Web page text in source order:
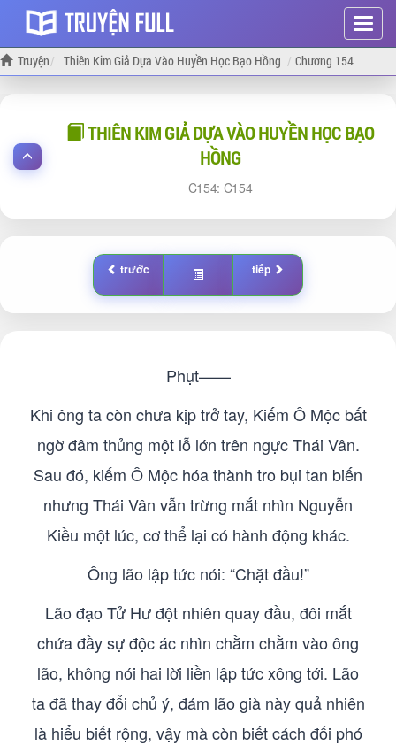
Hiện
menu
Truyện Thiên Kim Giả Dựa Vào Huyền Học Bạo Hồng Chương 154
THIÊN KIM GIẢ DỰA VÀO HUYỀN HỌC BẠO
HỒNG
154: 154
trước tiếp
Phụt——
Khi ông ta còn chưa kịp trở tay, Kiếm Ô Mộc bất
ngờ đâm thủng một lỗ lớn trên ngực Thái Vân.
Sau đó, kiếm Ô Mộc hóa thành tro bụi tan biến
nhưng Thái Vân vẫn trừng mắt nhìn Nguyễn
Kiều một lúc, cơ thể lại có hành động khác.
Ông lão lập tức nói: “Chặt đầu!”
Lão đạo Tử Hư đột nhiên quay đầu, đôi mắt
chứa đầy sự độc ác nhìn chằm chằm vào ông
lão, không nói hai lời liền lập tức xông tới. Lão
ta đã thay đổi chủ ý, đám lão già này quả nhiên
là hiểu biết rộng, vậy mà còn biết cách đối phó